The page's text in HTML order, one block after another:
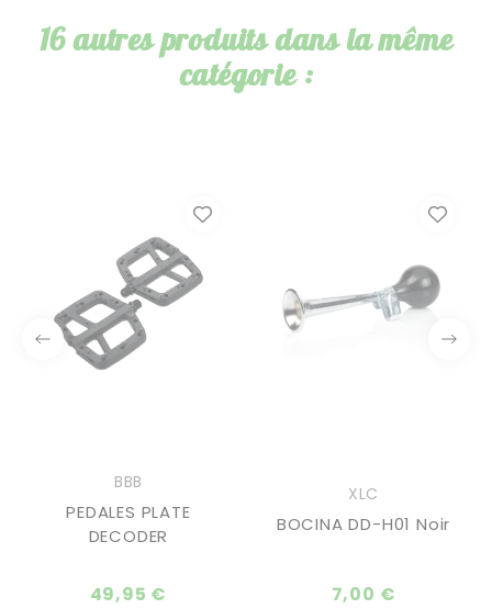
16 autres produits dans la même
catégorie :
BBB
PEDALES PLATE
DECODER
49,95 €
XLC
BOCINA DD-H01 Noir
7,00 €